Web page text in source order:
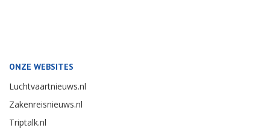
ONZE WEBSITES
Luchtvaartnieuws.nl
Zakenreisnieuws.nl
Triptalk.nl